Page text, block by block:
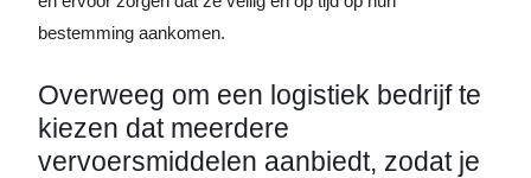
bestemming aankomen.
Overweeg om een ​​logistiek bedrijf te
kiezen dat meerdere
vervoersmiddelen aanbiedt, zodat je